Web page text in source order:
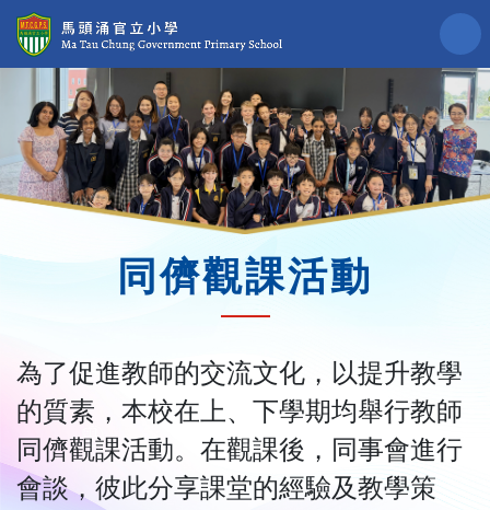
同儕觀課活動
為了促進教師的交流文化，以提升教學
的質素，本校在上、下學期均舉行教師
同儕觀課活動。在觀課後，同事會進行
會談，彼此分享課堂的經驗及教學策